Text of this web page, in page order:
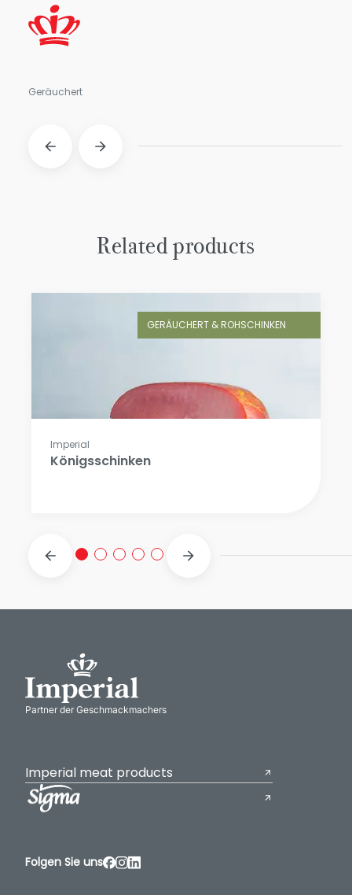
Geräuchert
Related products
GERÄUCHERT & ROHSCHINKEN
Imperial
Königsschinken
Partner der Geschmackmachers
Imperial meat products
Folgen Sie uns